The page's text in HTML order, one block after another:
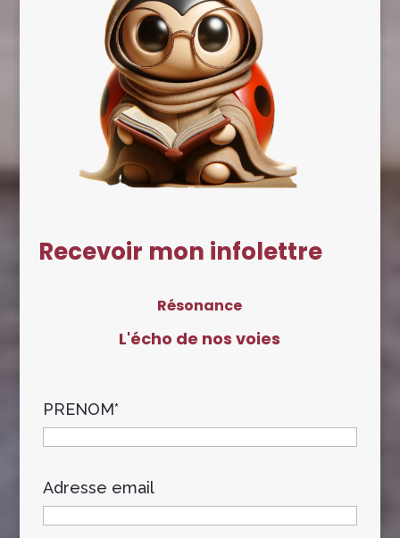
Recevoir mon infolettre
Résonance
L'écho de nos voies
PRENOM*
Adresse email